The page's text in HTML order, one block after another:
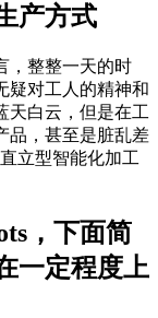
产方式
，整整一天的时
疑对工人的精神和
天白云，但是在工
品，甚至是脏乱差
立型智能化加工
，下面简
一定程度上